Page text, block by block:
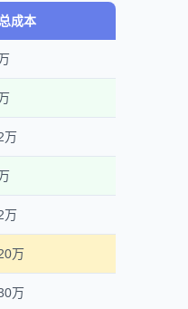
成本
万
万
万
万